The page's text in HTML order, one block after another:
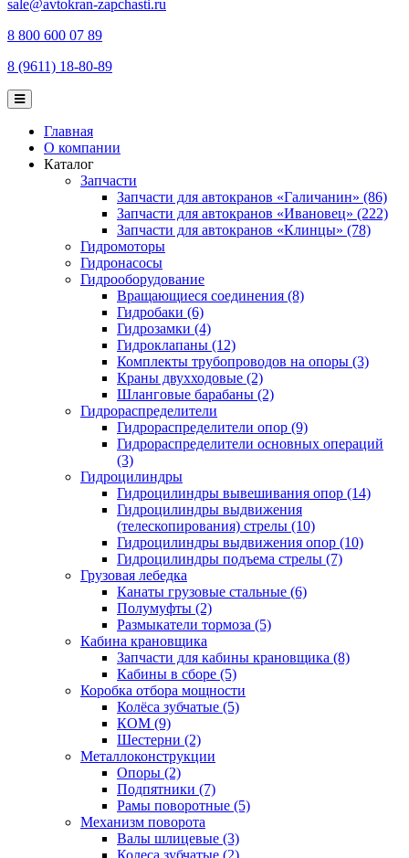
sale@avtokran-zapchasti.ru
8 800 600 07 89
8 (9611) 18-80-89
Главная
О компании
Каталог
Запчасти
Запчасти для автокранов «Галичанин» (86)
Запчасти для автокранов «Ивановец» (222)
Запчасти для автокранов «Клинцы» (78)
Гидромоторы
Гидронасосы
Гидрооборудование
Вращающиеся соединения (8)
Гидробаки (6)
Гидрозамки (4)
Гидроклапаны (12)
Комплекты трубопроводов на опоры (3)
Краны двухходовые (2)
Шланговые барабаны (2)
Гидрораспределители
Гидрораспределители опор (9)
Гидрораспределители основных операций
(3)
Гидроцилиндры
Гидроцилиндры вывешивания опор (14)
Гидроцилиндры выдвижения
(телескопирования) стрелы (10)
Гидроцилиндры выдвижения опор (10)
Гидроцилиндры подъема стрелы (7)
Грузовая лебедка
Канаты грузовые стальные (6)
Полумуфты (2)
Размыкатели тормоза (5)
Кабина крановщика
Запчасти для кабины крановщика (8)
Кабины в сборе (5)
Коробка отбора мощности
Колёса зубчатые (5)
КОМ (9)
Шестерни (2)
Металлоконструкции
Опоры (2)
Подпятники (7)
Рамы поворотные (5)
Механизм поворота
Валы шлицевые (3)
Колеса зубчатые (2)